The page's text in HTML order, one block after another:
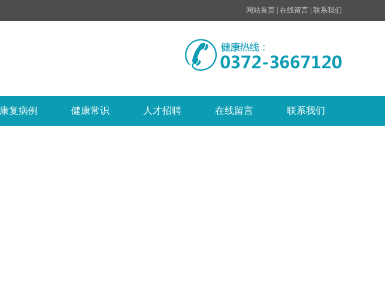
网站首页 在线留言 联系我们
康复病例 健康常识 人才招聘 在线留言 联系我们